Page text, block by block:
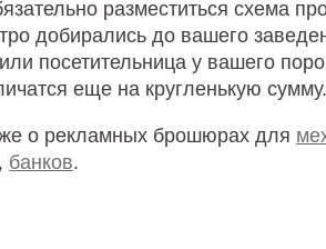
разместиться схема
добирались до вашего
посетительница у вашего
еще на кругленькую сумму.
о рекламных брошюрах для
, банков.